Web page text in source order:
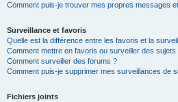
Comment puis-je trouver mes propres messages
Surveillance et favoris
Quelle est la différence entre les favoris et la
Comment mettre en favoris ou surveiller des sujets
Comment surveiller des forums ?
Comment puis-je supprimer mes surveillances de
Fichiers joints